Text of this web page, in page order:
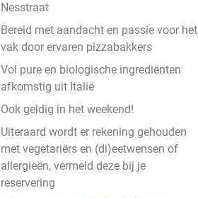
Nesstraat
Bereid met aandacht en passie voor het
vak door ervaren pizzabakkers
Vol pure en biologische ingrediënten
afkomstig uit Italië
Ook geldig in het weekend!
Uiteraard wordt er rekening gehouden
met vegetariërs en (di)eetwensen of
allergieën, vermeld deze bij je
reservering